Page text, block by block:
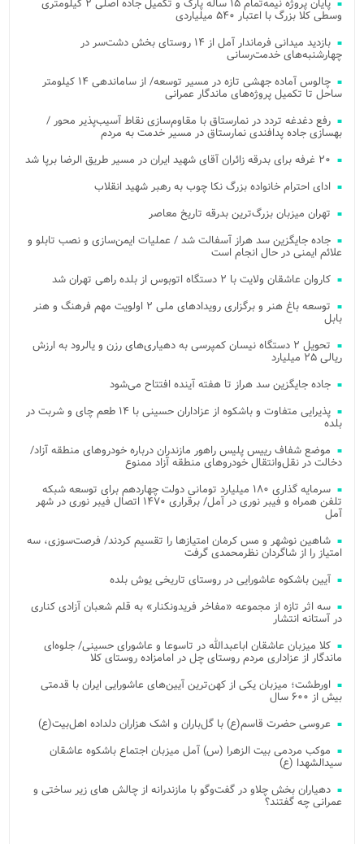
پایان پروژه نیمه‌تمام ۱۵ ساله پارک و تکمیل جاده اصلی ۲ کیلومتری
وسطی کلا بزرگ با اعتبار ۵۴۰ میلیاردی
بازدید میدانی فرماندار آمل از ۱۴ روستای بخش دشت‌سر در
چهارشنبه‌های خدمت‌رسانی
چالوس آماده جهشی تازه در مسیر توسعه/ از ساماندهی ۱۴ کیلومتر
ساحل تا تکمیل پروژه‌های ماندگار عمرانی
رفع دغدغه تردد در نمارستاق با مقاوم‌سازی نقاط آسیب‌پذیر محور /
بهسازی جاده پدافندی نمارستاق در مسیر خدمت به مردم
۲۰ غرفه برای بدرقه زائران آقای شهید ایران در مسیر طریق الرضا برپا شد
ادای احترام خانواده بزرگ نکا چوب به رهبر شهید انقلاب
تهران میزبان بزرگ‌ترین بدرقه تاریخ معاصر
جاده جایگزین سد هراز آسفالت شد / عملیات ایمن‌سازی و نصب تابلو و
علائم ایمنی در حال انجام است
کاروان عاشقان ولایت با ۲ دستگاه اتوبوس از بلده راهی تهران شد
توسعه باغ هنر و برگزاری رویدادهای ملی ۲ اولویت مهم فرهنگ و هنر
بابل
تحویل ۲ دستگاه نیسان کمپرسی به دهیاری‌های رزن و یالرود به ارزش
ریالی ۲۵ میلیارد
جاده جایگزین سد هراز تا هفته آینده افتتاح می‌شود
پذیرایی متفاوت و باشکوه از عزاداران حسینی با ۱۴ طعم چای و شربت در
بلده
موضع شفاف رییس پلیس راهور مازندران درباره خودروهای منطقه آزاد/
دخالت در نقل‌وانتقال خودروهای منطقه آزاد ممنوع
سرمایه گذاری ۱۸۰ میلیارد تومانی دولت چهاردهم برای توسعه شبکه
تلفن همراه و فیبر نوری در آمل/ برقراری ۱۴۷۰ اتصال فیبر نوری در شهر
آمل
شاهین نوشهر و مس کرمان امتیازها را تقسیم کردند/ فرصت‌سوزی، سه
امتیاز را از شاگردان نظرمحمدی گرفت
آیین باشکوه عاشورایی در روستای تاریخی یوش بلده
سه اثر تازه از مجموعه «مفاخر فریدونکنار» به قلم شعبان آزادی کناری
در آستانه انتشار
کلا میزبان عاشقان اباعبدالله در تاسوعا و عاشورای حسینی/ جلوه‌ای
ماندگار از عزاداری مردم روستای چل در امامزاده روستای کلا
اورطشت؛ میزبان یکی از کهن‌ترین آیین‌های عاشورایی ایران با قدمتی
بیش از ۶۰۰ سال
عروسی حضرت قاسم(ع) با گل‌باران و اشک هزاران دلداده اهل‌بیت(ع)
موکب مردمی بیت‌ الزهرا (س) آمل میزبان اجتماع باشکوه عاشقان
سیدالشهدا (ع)
دهیاران بخش چلاو در گفت‌وگو با مازندرانه از چالش های زیر ساختی و
عمرانی چه گفتند؟